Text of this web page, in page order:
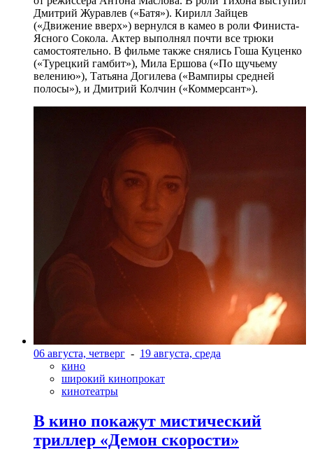
Дмитрий Журавлев («Батя»). Кирилл Зайцев
(«Движение вверх») вернулся в камео в роли Финиста-
Ясного Сокола. Актер выполнял почти все трюки
самостоятельно. В фильме также снялись Гоша Куценко
(«Турецкий гамбит»), Мила Ершова («По щучьему
велению»), Татьяна Догилева («Вампиры средней
полосы»), и Дмитрий Колчин («Коммерсант»).
06 августа, четверг - 19 августа, среда
кино
широкий кинопрокат
кинотеатры
В кино покажут мистический
триллер «Демон скорости»